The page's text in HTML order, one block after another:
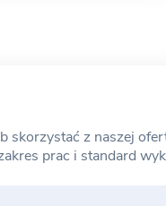
skorzystać z naszej
prac i standard